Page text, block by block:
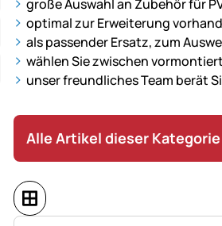
von
VOSS.farming
–
vielseitige
für
eine
große Auswahl an Zubehör für
optimal zur Erweiterung
als passender Ersatz, zum
wählen Sie zwischen
unser freundliches Team berät
Alle Artikel dieser Kategorie